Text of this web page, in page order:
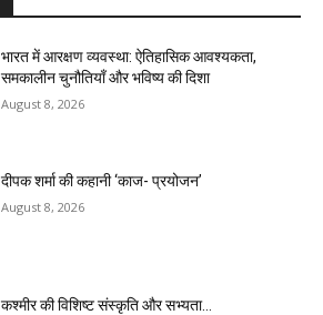
भारत में आरक्षण व्यवस्था: ऐतिहासिक आवश्यकता,
समकालीन चुनौतियाँ और भविष्य की दिशा
August 8, 2026
दीपक शर्मा की कहानी ‘काज- प्रयोजन’
August 8, 2026
कश्मीर की विशिष्ट संस्कृति और सभ्यता…